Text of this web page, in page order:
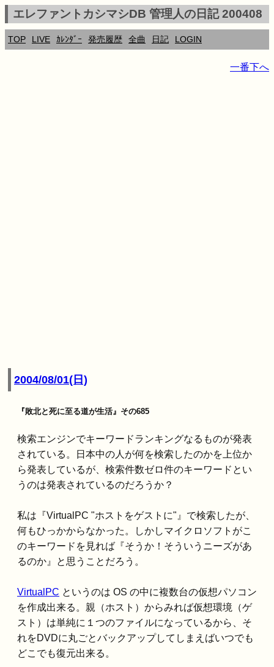
エレファントカシマシDB 管理人の日記 200408
TOP LIVE ｶﾚﾝﾀﾞｰ 発売履歴 全曲 日記 LOGIN
一番下へ
2004/08/01(日)
『敗北と死に至る道が生活』その685
検索エンジンでキーワードランキングなるものが発表
されている。日本中の人が何を検索したのかを上位か
ら発表しているが、検索件数ゼロ件のキーワードとい
うのは発表されているのだろうか？
私は『VirtualPC "ホストをゲストに"』で検索したが、
何もひっかからなかった。しかしマイクロソフトがこ
のキーワードを見れば『そうか！そういうニーズがあ
るのか』と思うことだろう。
VirtualPC というのは OS の中に複数台の仮想パソコン
を作成出来る。親（ホスト）からみれば仮想環境（ゲ
スト）は単純に１つのファイルになっているから、そ
れをDVDに丸ごとバックアップしてしまえばいつでも
どこでも復元出来る。